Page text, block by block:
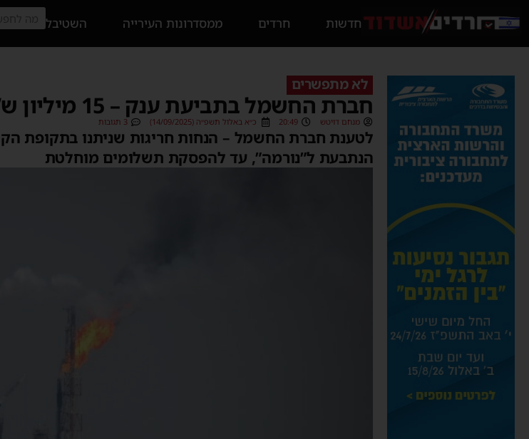
חדשות חרדים ממסדרונות העירייה השטיבל
לא מתפשרים
חברת החשמל בתביעת ענק – 15 מיליון ש”ח על חובות שצברו
מנחם דויטש 20:49 כ״א באלול תשפ״ה (14/09/2025) 3 תגובות
לטענת חברת החשמל – הנחות חריגות שניתנו בתקופת
הנתבעת ל”נורמה”, עד להפסקת תשלומים מוחלטת